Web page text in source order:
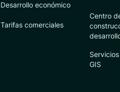
Desarrollo económico
Tarifas comerciales
Centro
GIS